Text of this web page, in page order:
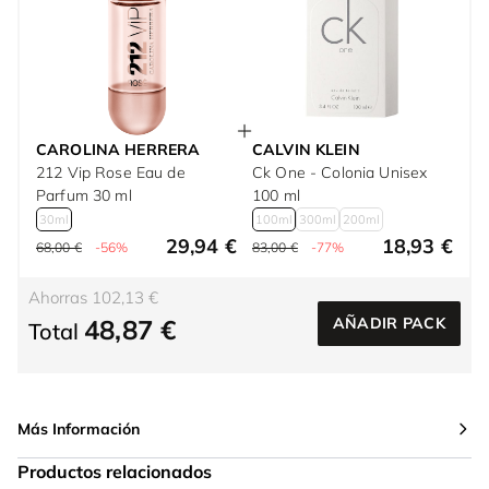
CAROLINA HERRERA
212 Vip Rose Eau de
Parfum 30 ml
30ml
68,00 € -56% 29,94 €
CALVIN KLEIN
Ck One - Colonia Unisex
100 ml
100ml 300ml 200ml
83,00 € -77% 18,93 €
Ahorras 102,13 €
Total 48,87 € AÑADIR PACK
Más Información
Productos relacionados